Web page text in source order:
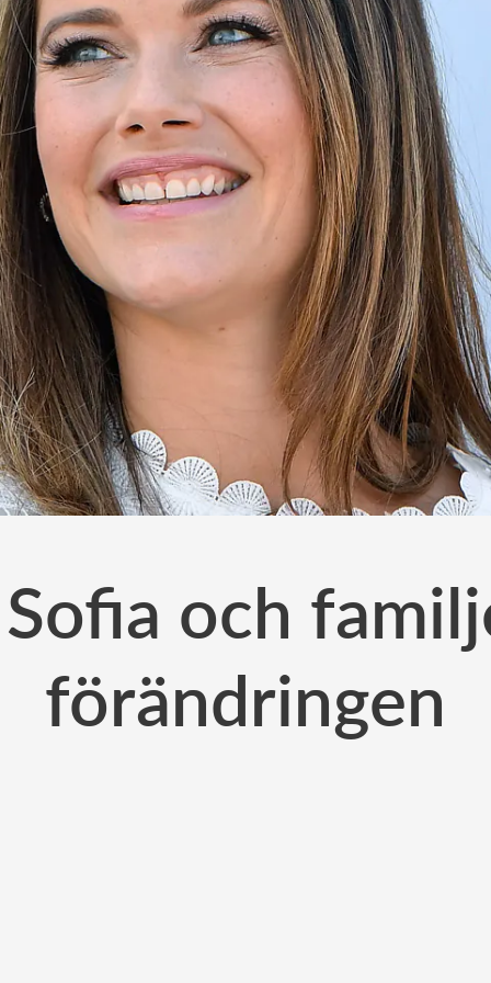
och
förändringen